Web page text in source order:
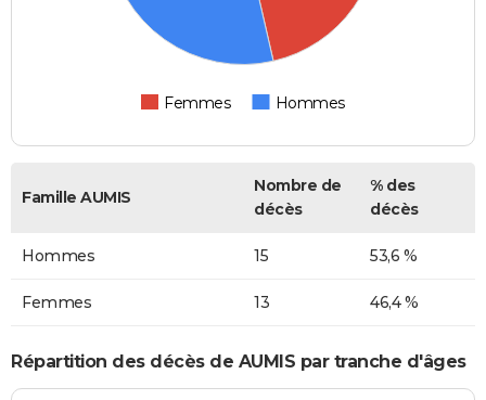
Femmes Hommes
Famille AUMIS
Nombre de
décès
% des
décès
Hommes 15 53,6 %
Femmes 13 46,4 %
Répartition des décès de AUMIS par tranche d'âges